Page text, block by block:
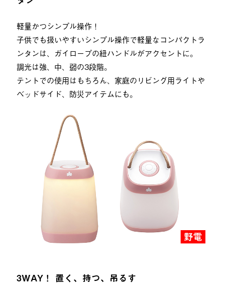
軽量かつシンプル操作！
子供でも扱いやすいシンプル操作で軽量なコンパクトラ
ンタンは、ガイロープの紐ハンドルがアクセントに。
調光は強、中、弱の3段階。
テントでの使用はもちろん、家庭のリビング用ライトや
ベッドサイド、防災アイテムにも。
3WAY！ 置く、持つ、吊るす